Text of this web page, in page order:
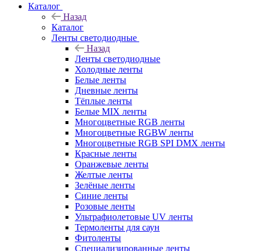
Каталог
Назад
Каталог
Ленты светодиодные
Назад
Ленты светодиодные
Холодные ленты
Белые ленты
Дневные ленты
Тёплые ленты
Белые MIX ленты
Многоцветные RGB ленты
Многоцветные RGBW ленты
Многоцветные RGB SPI DMX ленты
Красные ленты
Оранжевые ленты
Желтые ленты
Зелёные ленты
Синие ленты
Розовые ленты
Ультрафиолетовые UV ленты
Термоленты для саун
Фитоленты
Специализированные ленты